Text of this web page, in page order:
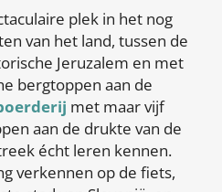
plek in het nog
van het land, tussen de
Jeruzalem en met
bergtoppen aan de
met maar vijf
aan de drukte van de
écht leren kennen.
verkennen op de fiets,